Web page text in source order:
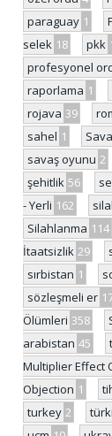
paraguay 1
selek 18 pkk
profesyonel
raporlama 1
rojava 39
sahel 1
savaş oyunu 2
şehitlik 56
- Yerli 162
Silahlanma 114
İtaatsizlik 29
sırbistan 1
sözleşmeli er
Ölümleri 358
arabistan 45
Multiplier Effect
Objection 1
turkey 2